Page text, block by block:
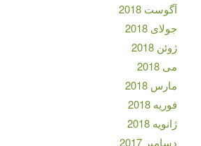
آگوست 2018
جولای 2018
ژوئن 2018
می 2018
مارس 2018
فوریه 2018
ژانویه 2018
دسامبر 2017